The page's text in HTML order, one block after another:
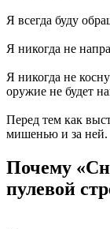
Я всегда буду
Я никогда не
Я никогда не
оружие не будет
Перед тем как
мишенью и за ней.
Почему
пулевой